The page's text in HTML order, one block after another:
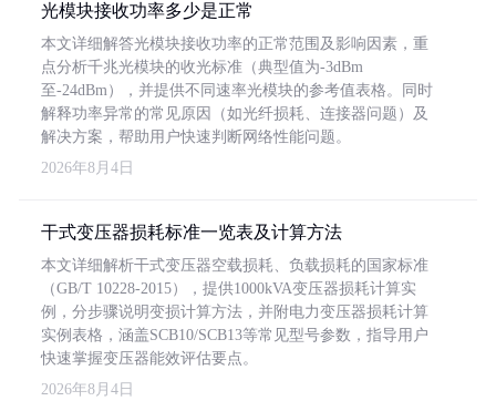
光模块接收功率多少是正常
本文详细解答光模块接收功率的正常范围及影响因素，重
点分析千兆光模块的收光标准（典型值为-3dBm
至-24dBm），并提供不同速率光模块的参考值表格。同时
解释功率异常的常见原因（如光纤损耗、连接器问题）及
解决方案，帮助用户快速判断网络性能问题。
2026年8月4日
干式变压器损耗标准一览表及计算方法
本文详细解析干式变压器空载损耗、负载损耗的国家标准
（GB/T 10228-2015），提供1000kVA变压器损耗计算实
例，分步骤说明变损计算方法，并附电力变压器损耗计算
实例表格，涵盖SCB10/SCB13等常见型号参数，指导用户
快速掌握变压器能效评估要点。
2026年8月4日